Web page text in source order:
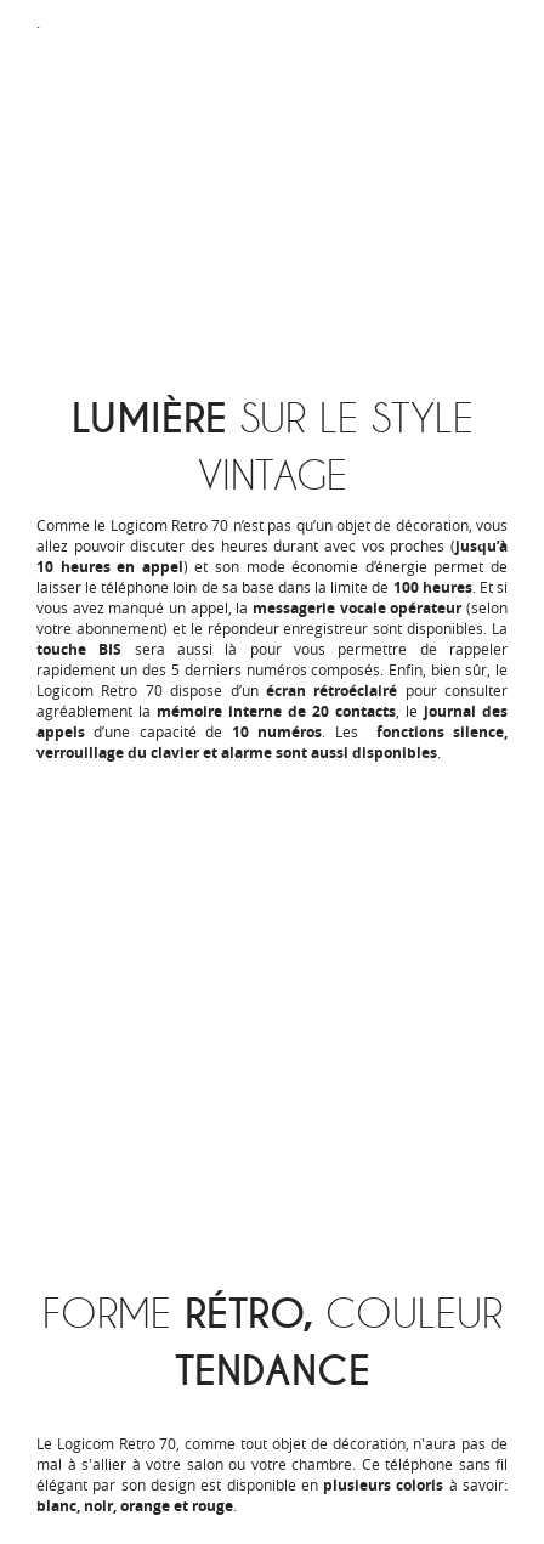
.
LUMIÈRE SUR LE STYLE
VINTAGE
Comme le Logicom Retro 70 n’est pas qu’un objet de décoration, vous
allez pouvoir discuter des heures durant avec vos proches (jusqu’à
10 heures en appel) et son mode économie d’énergie permet de
laisser le téléphone loin de sa base dans la limite de 100 heures. Et si
vous avez manqué un appel, la messagerie vocale opérateur(selon
votre abonnement) et le répondeur enregistreur sont disponibles. La
touche BIS sera aussi là pour vous permettre de rappeler
rapidement un des 5 derniers numéros composés. Enfin, bien sûr, le
Logicom Retro 70 dispose d’un écran rétroéclairé pour consulter
agréablement la mémoire interne de 20 contacts, le journal des
appels d’une capacité de 10 numéros. Les
fonctions silence,
verrouillage du clavier et alarme sont aussi disponibles.
FORME RÉTRO, COULEUR
TENDANCE
Le Logicom Retro 70, comme tout objet de décoration, n'aura pas de
mal à s'allier à votre salon ou votre chambre. Ce téléphone sans fil
élégant par son design est disponible en plusieurs coloris à savoir:
blanc, noir, orange et rouge.